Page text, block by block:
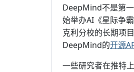
DeepMind不是第
始举办AI《星际争
克利分校的长期项
DeepMind的开源
一些研究者在推特